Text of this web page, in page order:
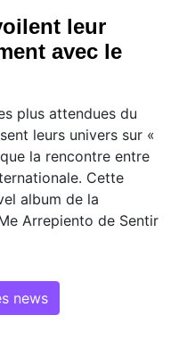
leur
avec le
plus attendues du
leurs univers sur «
la rencontre entre
Cette
album de la
Arrepiento de Sentir
news